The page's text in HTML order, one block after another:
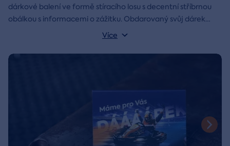
dárkové balení ve formě stíracího losu s decentní stříbrnou
obálkou s informacemi o zážitku. Obdarovaný svůj dárek
objeví až po chvilce napětí během stírání. Jedno je jisté, u nás
Více